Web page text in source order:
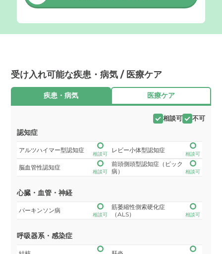
受け入れ可能な疾患・病気 / 医療ケア
疾患・病気 医療ケア
相談可 不可
認知症
アルツハイマー型認知症
相談可
レビー小体型認知症
相談可
脳血管性認知症
相談可
前頭側頭型認知症（ピック
病）
相談可
心臓・血管・神経
パーキンソン病
相談可
筋萎縮性側索硬化症
（ALS）
相談可
呼吸器系・感染症